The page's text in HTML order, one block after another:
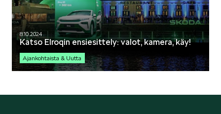
8.10.2024
Katso Elroqin ensiesittely: valot, kamera, käy!
Ajankohtaista & Uutta